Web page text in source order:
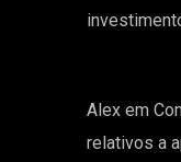
Alex em
relativos a